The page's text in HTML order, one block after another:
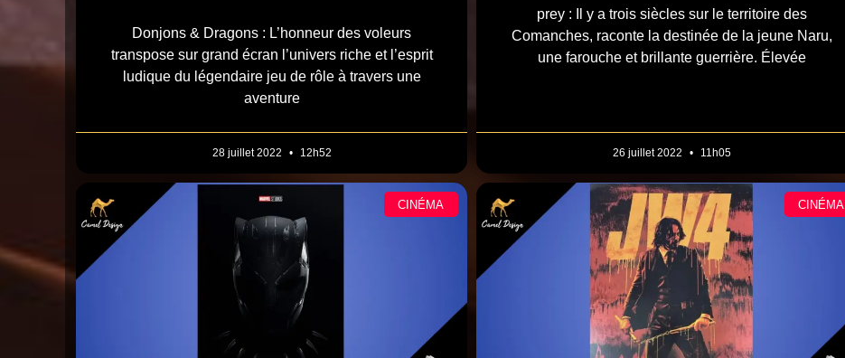
Donjons & Dragons : L’honneur des voleurs
transpose sur grand écran l’univers riche et l’esprit
ludique du légendaire jeu de rôle à travers une
aventure
28 juillet 2022 12h52
prey : Il y a trois siècles sur le territoire des
Comanches, raconte la destinée de la jeune Naru,
une farouche et brillante guerrière. Élevée
26 juillet 2022 11h05
CINÉMA CINÉMA